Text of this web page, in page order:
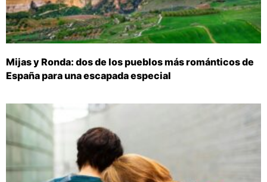
Mijas y Ronda: dos de los pueblos más románticos de
España para una escapada especial